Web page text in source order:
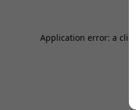
Application error: a client